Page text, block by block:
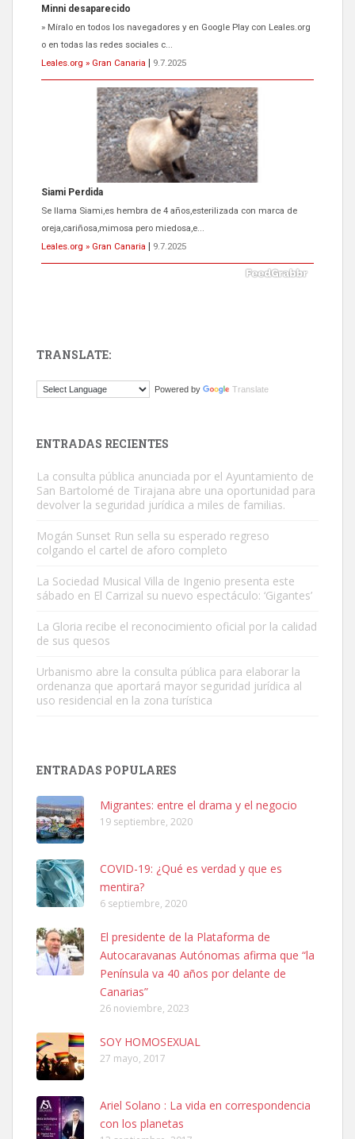
Siami Perdida
Se llama Siami,es hembra de 4 años,esterilizada con marca de
oreja,cariñosa,mimosa pero miedosa,e...
Leales.org » Gran Canaria
9.7.2025
ADOPCIÓN URGENTE GATA TEROR GRAN CANARIA
El ayuntamiento se va a llevar a Los Gatos callejeros de la zona los
próximos días, ella incluida...
Leales.org » Gran Canaria
9.7.2025
Este gato macho ha aparecido en la calle hace menos de un mes,
Adopción urgente
Busco adopción responsable para mi perra. Pastor alemán,
hembra, 4 años. Por motivos personales ...
Leales.org » Gran Canaria
Ninfa perdida
El día 5 se los perdió una ninfa papillera, asustada tiene miedo a la
calle, se perdió por la zon...
Leales.org » Gran Canaria
6.7.2025
Adopcion
Busco casa de acogida para mi perrita ya que por temas de trabajo
TRANSLATE:
Powered by Translate
ENTRADAS RECIENTES
La consulta pública anunciada por el Ayuntamiento de
San Bartolomé de Tirajana abre una oportunidad para
devolver la seguridad jurídica a miles de familias.
Mogán Sunset Run sella su esperado regreso
colgando el cartel de aforo completo
La Sociedad Musical Villa de Ingenio presenta este
sábado en El Carrizal su nuevo espectáculo: ‘Gigantes’
La Gloria recibe el reconocimiento oficial por la calidad
de sus quesos
Urbanismo abre la consulta pública para elaborar la
ordenanza que aportará mayor seguridad jurídica al
uso residencial en la zona turística
ENTRADAS POPULARES
Migrantes: entre el drama y el negocio
19 septiembre, 2020
COVID-19: ¿Qué es verdad y que es
mentira?
6 septiembre, 2020
El presidente de la Plataforma de
Autocaravanas Autónomas afirma que “la
Península va 40 años por delante de
Canarias”
26 noviembre, 2023
SOY HOMOSEXUAL
27 mayo, 2017
Ariel Solano : La vida en correspondencia
con los planetas